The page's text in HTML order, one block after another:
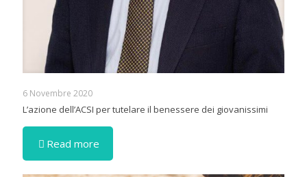
6 Novembre 2020
L’azione dell’ACSI per tutelare il benessere dei giovanissimi
Read more